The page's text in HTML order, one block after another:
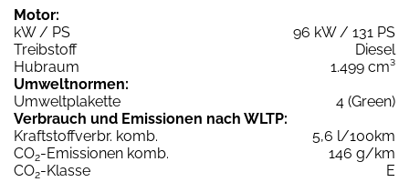
Motor:
kW / PS
96 kW / 131 PS
Treibstoff
Diesel
Hubraum
1.499 cm³
Umweltnormen:
Umweltplakette
4 (Green)
Verbrauch und Emissionen nach WLTP:
Kraftstoffverbr. komb.
5,6 l/100km
CO2-Emissionen komb.
146 g/km
CO2-Klasse
E